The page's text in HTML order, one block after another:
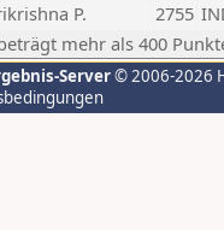
P. 2755
mehr als 400
Server© 2006-2026